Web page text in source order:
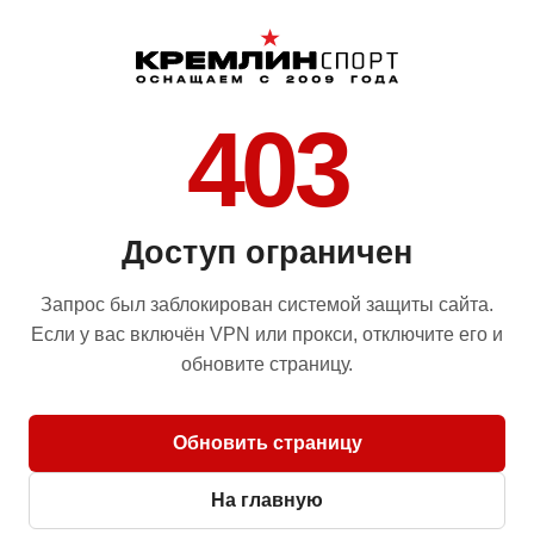
403
Доступ ограничен
Запрос был заблокирован системой защиты сайта.
Если у вас включён VPN или прокси, отключите его и
обновите страницу.
Обновить страницу
На главную